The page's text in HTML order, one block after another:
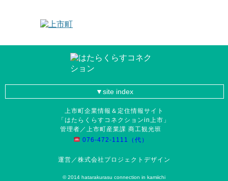
site index
上市町企業情報＆定住情報サイト
「はたらくらすコネクションin上市」
管理者／上市町産業課 商工観光班
076-472-1111（代）
運営／株式会社プロジェクトデザイン
© 2014 hatarakurasu connection in kamiichi